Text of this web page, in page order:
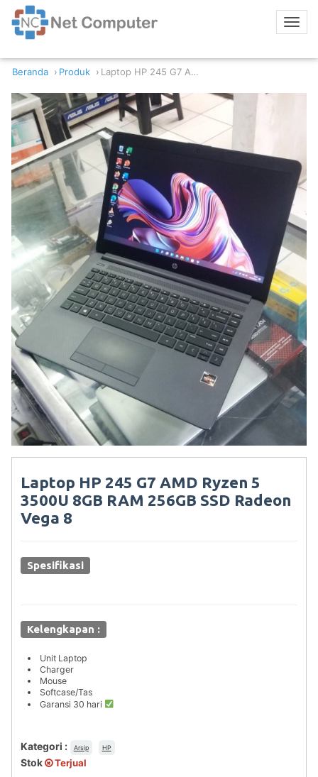
Beranda Produk Laptop HP 245 G7 AMD Ryzen 5 3500U 8GB RAM 256GB SSD Radeon Vega 8
Laptop HP 245 G7 AMD Ryzen 5
3500U 8GB RAM 256GB SSD Radeon
Vega 8
Spesifikasi
Kelengkapan :
Unit Laptop
Charger
Mouse
Softcase/Tas
Garansi 30 hari
Kategori : Arsip HP
Stok Terjual